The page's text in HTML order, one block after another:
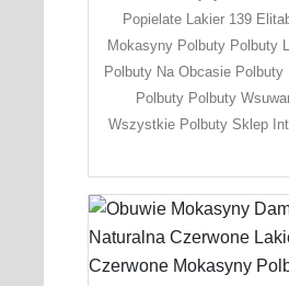
Popielate Lakier 139
Mokasyny Polbuty Polbuty
Polbuty Na Obcasie
Polbuty Polbuty
Wszystkie Polbuty Sklep